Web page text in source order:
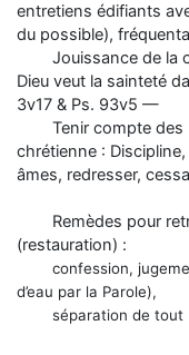
entretiens édifiants
du possible),
Jouissance de la
Dieu veut la sainteté
3v17 & Ps. 93v5 —
Tenir compte
chrétienne :
âmes, redresser,
Remèdes pour
(restauration) :
confession,
d’eau par la Parole),
séparation de